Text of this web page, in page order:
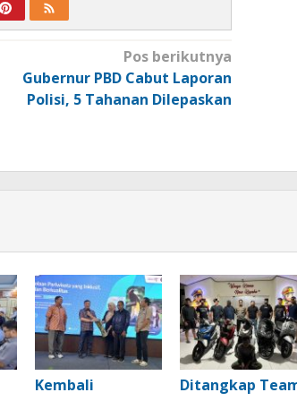
Pos berikutnya
Gubernur PBD Cabut Laporan
Polisi, 5 Tahanan Dilepaskan
Kembali
Ditangkap